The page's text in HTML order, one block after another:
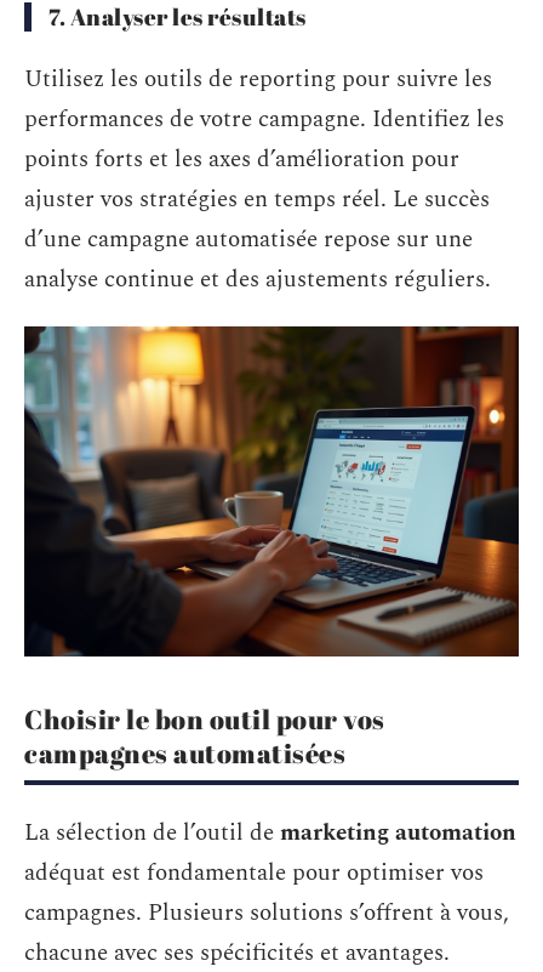
7. Analyser les résultats
Utilisez les outils de reporting pour suivre les
performances de votre campagne. Identifiez les
points forts et les axes d’amélioration pour
ajuster vos stratégies en temps réel. Le succès
d’une campagne automatisée repose sur une
analyse continue et des ajustements réguliers.
Choisir le bon outil pour vos
campagnes automatisées
La sélection de l’outil demarketing automation
adéquat est fondamentale pour optimiser vos
campagnes. Plusieurs solutions s’offrent à vous,
chacune avec ses spécificités et avantages.